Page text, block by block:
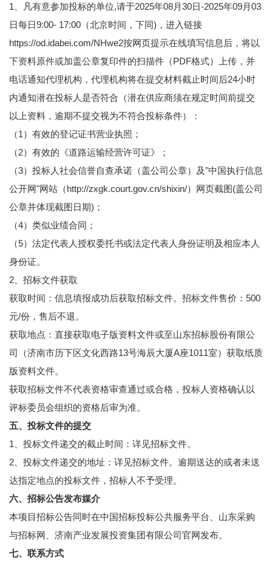
1、凡有意参加投标的单位,请于2025年08月30日-2025年09月03
日每日9:00- 17:00（北京时间，下同)，进入链接
https://od.idabei.com/NHwe2按网页提示在线填写信息后，将以
下资料原件或加盖公章复印件的扫描件（PDF格式）上传，并
电话通知代理机构，代理机构将在提交材料截止时间后24小时
内通知潜在投标人是否符合（潜在供应商须在规定时间前提交
以上资料，逾期不提交视为不符合投标条件）：
（1）有效的登记证书营业执照；
（2）有效的《道路运输经营许可证》；
（3）投标人社会信誉自查承诺（盖公司公章）及"中国执行信息
公开网"网站（http://zxgk.court.gov.cn/shixin/）网页截图(盖公司
公章并体现截图日期)；
（4）类似业绩合同；
（5）法定代表人授权委托书或法定代表人身份证明及相应本人
身份证。
2、招标文件获取
获取时间：信息填报成功后获取招标文件。招标文件售价：500
元/份，售后不退。
获取地点：直接获取电子版资料文件或至山东招标股份有限公
司（济南市历下区文化西路13号海辰大厦A座1011室）获取纸质
版资料文件。
获取招标文件不代表资格审查通过或合格，投标人资格确认以
评标委员会组织的资格后审为准。
五、投标文件的提交
1、投标文件递交的截止时间：详见招标文件。
2、投标文件递交的地址：详见招标文件。逾期送达的或者未送
达指定地点的投标文件，招标人不予受理。
六、招标公告发布媒介
本项目招标公告同时在中国招标投标公共服务平台、山东采购
与招标网、济南产业发展投资集团有限公司官网发布。
七、联系方式